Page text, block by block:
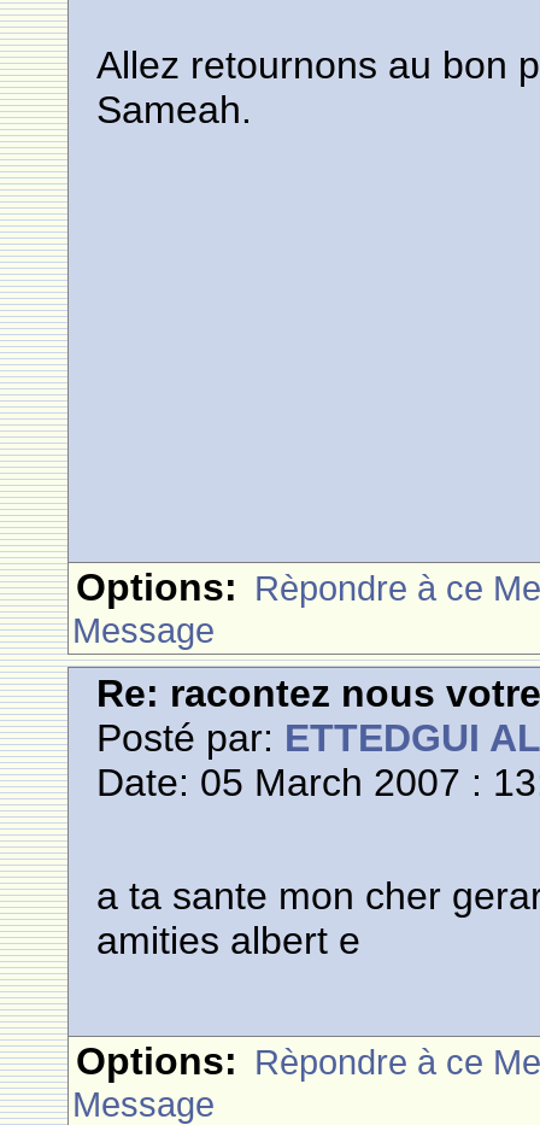
Allez retournons au bon
Sameah.
Options: Rèpondre à ce
Message
Re: racontez nous
Posté par: ETTEDGUI
Date: 05 March 2007 :
a ta sante mon cher
amities albert e
Options: Rèpondre à ce
Message